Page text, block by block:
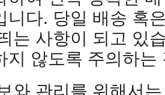
니다. 당일 배송 혹
는 사항이 되고 있
지 않도록 주의하는
와 관리를 위해서